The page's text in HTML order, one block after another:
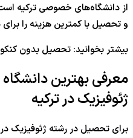
از دانشگاه‌های خصوصی ترکیه
و تحصیل با کمترین هزینه را
بیشتر بخوانید: تحصیل بدون
معرفی بهترین
ژئوفیزیک در ترکیه